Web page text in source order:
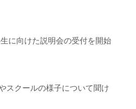
に向けた説明会の受付を開始
スクールの様子について聞け